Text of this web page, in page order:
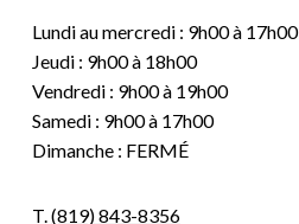
Lundi au mercredi : 9h00 à 17h00
Jeudi : 9h00 à 18h00
Vendredi : 9h00 à 19h00
Samedi : 9h00 à 17h00
Dimanche : FERMÉ
T.(819) 843-8356